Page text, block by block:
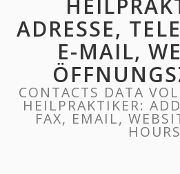
ADRESSE,
E-MAIL,
CONTACTS DATA
HEILPRAKTIKER:
FAX, EMAIL,
HOURS